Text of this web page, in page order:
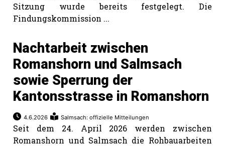
Sitzung wurde bereits festgelegt. Die
Findungskommission ...
Nachtarbeit zwischen
Romanshorn und Salmsach
sowie Sperrung der
Kantonsstrasse in Romanshorn
4.6.2026 Salmsach: offizielle Mitteilungen
Seit dem 24. April 2026 werden zwischen
Romanshorn und Salmsach die Rohbauarbeiten